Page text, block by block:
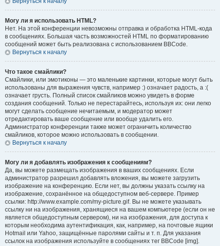
Могу ли я использовать HTML?
Нет. На этой конференции невозможны отправка и обработка HTML-кода
в сообщениях. Большая часть возможностей HTML по форматированию
сообщений может быть реализована с использованием BBCode.
Вернуться к началу
Что такое смайлики?
Смайлики, или эмотиконы — это маленькие картинки, которые могут быть
использованы для выражения чувств, например :) означает радость, а :(
означает грусть. Полный список смайликов можно увидеть в форме
создания сообщений. Только не перестарайтесь, используя их: они легко
могут сделать сообщение нечитаемым, и модератор может
отредактировать ваше сообщение или вообще удалить его.
Администратор конференции также может ограничить количество
смайликов, которое можно использовать в сообщении.
Вернуться к началу
Могу ли я добавлять изображения к сообщениям?
Да, вы можете размещать изображения в ваших сообщениях. Если
администратор разрешил добавлять вложения, вы можете загрузить
изображение на конференцию. Если нет, вы должны указать ссылку на
изображение, сохранённое на общедоступном веб-сервере. Пример
ссылки: http://www.example.com/my-picture.gif. Вы не можете указывать
ссылку ни на изображения, хранящиеся на вашем компьютере (если он не
является общедоступным сервером), ни на изображения, для доступа к
которым необходима аутентификация, как, например, на почтовые ящики
Hotmail или Yahoo, защищённые паролями сайты и т. п. Для указания
ссылок на изображения используйте в сообщениях тег BBCode [img].